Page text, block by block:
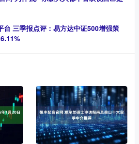
台 三季报点评：易方达中证500增强策